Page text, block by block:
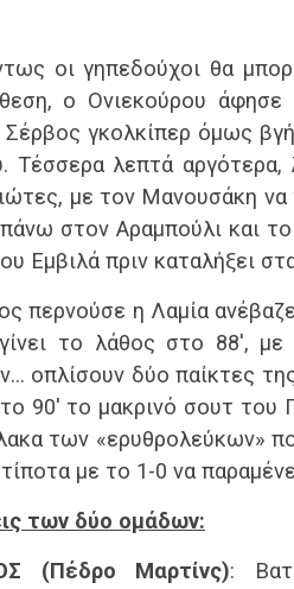
οι γηπεδούχοι θα
ο Ονιεκούρου
γκολκίπερ όμως
Τέσσερα λεπτά αργότερα,
με τον Μανουσάκη να
στον Αραμπούλι και
Εμβιλά πριν καταλήξει
περνούσε η Λαμία
το λάθος στο 88′,
οπλίσουν δύο παίκτες
90′ το μακρινό σουτ
των «ερυθρολεύκων»
με το 1-0 να
των δύο ομάδων:
(Πέδρο Μαρτίνς):